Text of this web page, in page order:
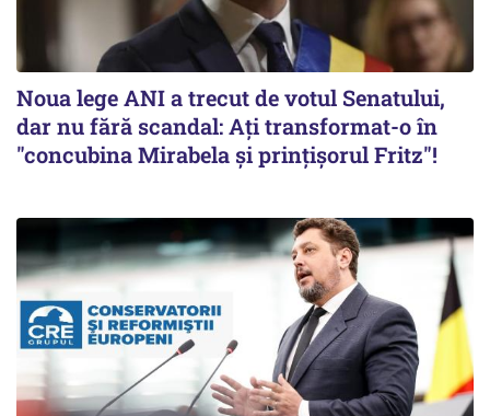
Noua lege ANI a trecut de votul Senatului,
dar nu fără scandal: Ați transformat-o în
"concubina Mirabela şi prinţişorul Fritz"!